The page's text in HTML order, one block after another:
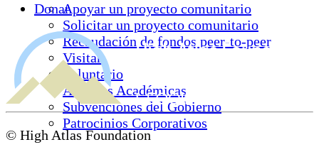
Apoyar un proyecto comunitario
Solicitar un proyecto comunitario
Recaudación de fondos peer-to-peer
Visitar
Voluntario
Alianzas Académicas
Subvenciones del Gobierno
Patrocinios Corporativos
Donar
© High Atlas Foundation